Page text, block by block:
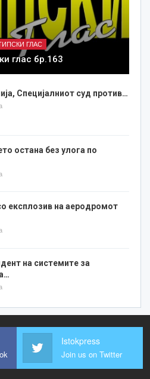
ГЛАС
глас бр.163
Специјалниот суд против…
остана без улога по
експлозив на аеродромот
на системите за
Istokpress
Join us on Twitter